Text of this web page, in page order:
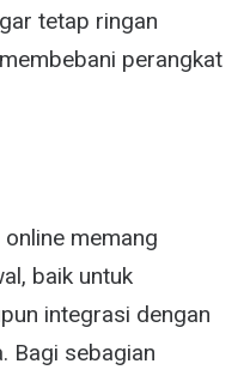
tetap ringan
perangkat
memang
baik untuk
integrasi dengan
Bagi sebagian